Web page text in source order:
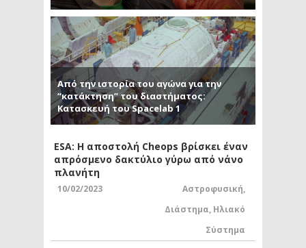
Από την ιστορία του αγώνα για την
“κατάκτηση” του διαστήματος:
Κατασκευή του Spacelab 1
ESA: Η αποστολή Cheops βρίσκει έναν
απρόσμενο δακτύλιο γύρω από νάνο
πλανήτη
10/02/2023 Αστροφυσική,
Διάστημα, Ηλιακό
Σύστημα